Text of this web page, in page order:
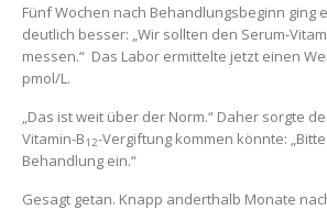
Fünf Wochen nach Behandlungsbeginn ging
deutlich besser: „Wir sollten den Serum-
messen.“ Das Labor ermittelte jetzt einen
pmol/L.
„Das ist weit über der Norm.“ Daher sorgte
Vitamin-B12-Vergiftung kommen könnte:
Behandlung ein.“
Gesagt getan. Knapp anderthalb Monate